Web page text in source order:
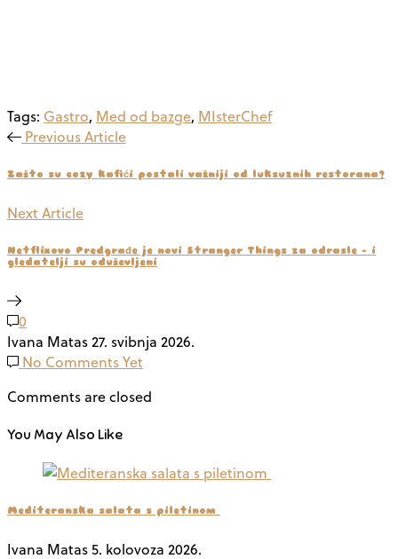
Tags: Gastro, Med od bazge, MIsterChef
Previous Article
Zašto su cozy kafići postali važniji od luksuznih restorana?
Next Article
Netflixovo Predgrađe je novi Stranger Things za odrasle - i
gledatelji su oduševljeni
0
Ivana Matas27. svibnja 2026.
No Comments Yet
Comments are closed
You May Also Like
Mediteranska salata s piletinom
Ivana Matas5. kolovoza 2026.